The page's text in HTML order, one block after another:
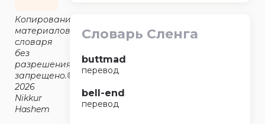
Копирование
материалов
словаря
без
разрешения
запрещено.©2014-
2026
Nikkur
Hashem
Словарь Сленга
buttmad
перевод
bell-end
перевод